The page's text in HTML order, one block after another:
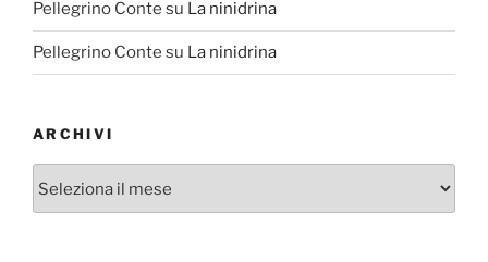
Pellegrino Conte su La ninidrina
Pellegrino Conte su La ninidrina
ARCHIVI